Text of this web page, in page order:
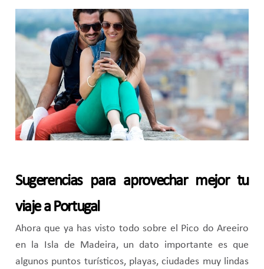
Sugerencias para aprovechar mejor tu
viaje a Portugal
Ahora que ya has visto todo sobre el Pico do Areeiro
en la Isla de Madeira, un dato importante es que
algunos puntos turísticos, playas, ciudades muy lindas